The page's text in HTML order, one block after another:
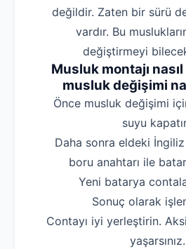
değildir. Zaten bir sürü
vardır. Bu
değiştirmeyi
Musluk montajı nasıl
musluk değişimi
‌Önce musluk değişimi
suyu
‌Daha sonra eldeki
boru anahtarı ile
‌Yeni batarya
‌Sonuç olarak
‌Contayı iyi yerleştirin.
yaşarsınız.